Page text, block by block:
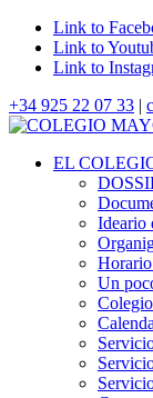
Link to
Link to
Link to
+34 925 22 07 33 |
EL
Ideario
Un